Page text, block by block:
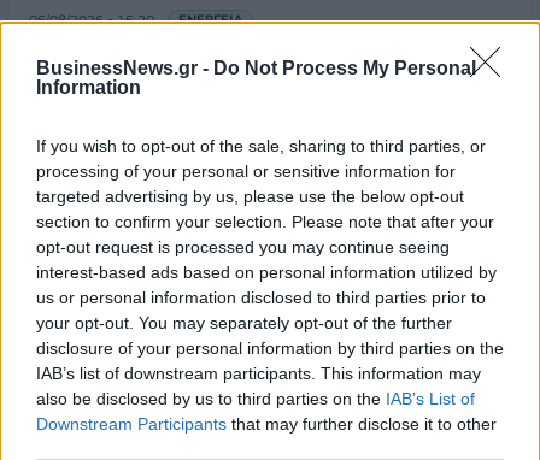
BusinessNews.gr - Do Not Process My Personal
Information
If you wish to opt-out of the sale, sharing to third parties, or
processing of your personal or sensitive information for
targeted advertising by us, please use the below opt-out
section to confirm your selection. Please note that after your
opt-out request is processed you may continue seeing
interest-based ads based on personal information utilized by
us or personal information disclosed to third parties prior to
your opt-out. You may separately opt-out of the further
disclosure of your personal information by third parties on the
IAB’s list of downstream participants. This information may
also be disclosed by us to third parties on the IAB’s List of
Downstream Participants that may further disclose it to other
06/08/2026 - 16:20 ΕΝΕΡΓΕΙΑ
Οι ελληνικές scale-ups επιχειρήσεις στρέφονται
στην ανάπτυξη - Μεγαλύτερη πρόκληση η
06/08/2026 - 15:56 ΕΠΙΧΕΙΡΗΣΕΙΣ
Χρηματιστήριο: Στις 2.627,95 μονάδες ο Γενικός
Δείκτης Τιμών, με άνοδο 0,15%
06/08/2026 - 15:46 ΟΙΚΟΝΟΜΙΑ
ΥΠΑΑΤ: Αποζημιώσεις 38,1 εκατ. ευρώ σε
κτηνοτρόφους για ευλογιά, πανώλη και αφθώδη
πυρετό
06/08/2026 - 15:33 ΟΙΚΟΝΟΜΙΑ
Στ. Παπασταύρου: Άμεσα αντιδιαβρωτικά έργα στη